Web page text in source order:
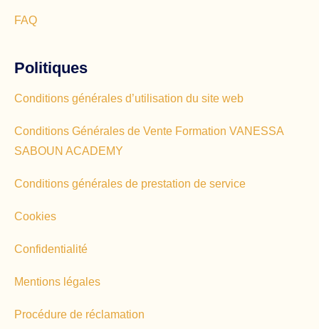
FAQ
Politiques
Conditions générales d’utilisation du site web
Conditions Générales de Vente Formation VANESSA
SABOUN ACADEMY
Conditions générales de prestation de service
Cookies
Confidentialité
Mentions légales
Procédure de réclamation